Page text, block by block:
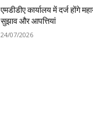
एमडीडीए कार्यालय में दर्ज होंगे
सुझाव और आपत्तियां
24/07/2026